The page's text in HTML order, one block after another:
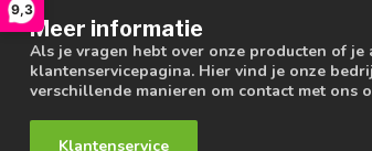
9,3
Meer informatie
Als je vragen hebt over onze producten of
klantenservicepagina. Hier vind je onze
verschillende manieren om contact met ons
Klantenservice